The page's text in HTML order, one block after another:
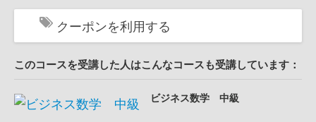
クーポンを利用する
このコースを受講した人はこんなコースも受講しています：
ビジネス数学 中級